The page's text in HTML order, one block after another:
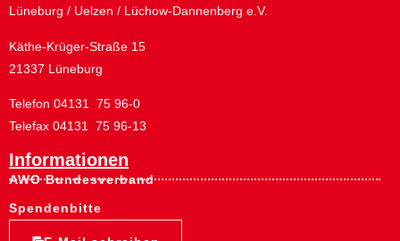
Lüneburg / Uelzen / Lüchow-Dannenberg e.V.
Käthe-Krüger-Straße 15
21337 Lüneburg
Telefon 04131 75 96-0
Telefax 04131 75 96-13
Informationen
AWO Bundesverband
Spendenbitte